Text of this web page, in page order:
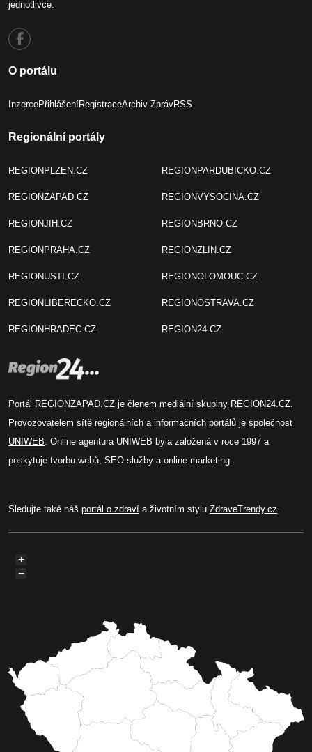
jednotlivce.
O portálu
InzercePřihlášeníRegistraceArchiv ZprávRSS
Regionální portály
REGIONPLZEN.CZ
REGIONZAPAD.CZ
REGIONJIH.CZ
REGIONPRAHA.CZ
REGIONUSTI.CZ
REGIONLIBERECKO.CZ
REGIONHRADEC.CZ
REGIONPARDUBICKO.CZ
REGIONVYSOCINA.CZ
REGIONBRNO.CZ
REGIONZLIN.CZ
REGIONOLOMOUC.CZ
REGIONOSTRAVA.CZ
REGION24.CZ
Portál REGIONZAPAD.CZ je členem mediální skupiny REGION24.CZ.
Provozovatelem sítě regionálních a informačních portálů je společnost
UNIWEB. Online agentura UNIWEB byla založená v roce 1997 a
poskytuje tvorbu webů, SEO služby a online marketing.
Sledujte také náš portál o zdraví a životním stylu ZdraveTrendy.cz.
+
−